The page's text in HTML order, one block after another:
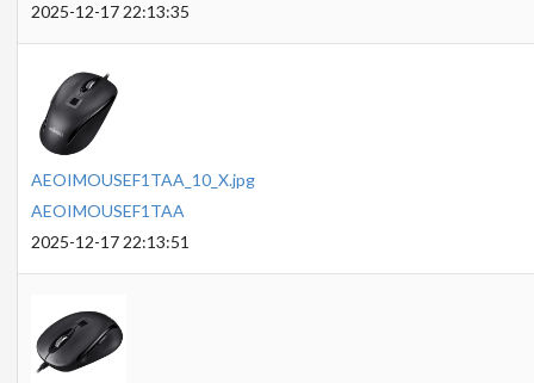
2025-12-17 22:13:35
AEOIMOUSEF1TAA_10_X.jpg
AEOIMOUSEF1TAA
2025-12-17 22:13:51